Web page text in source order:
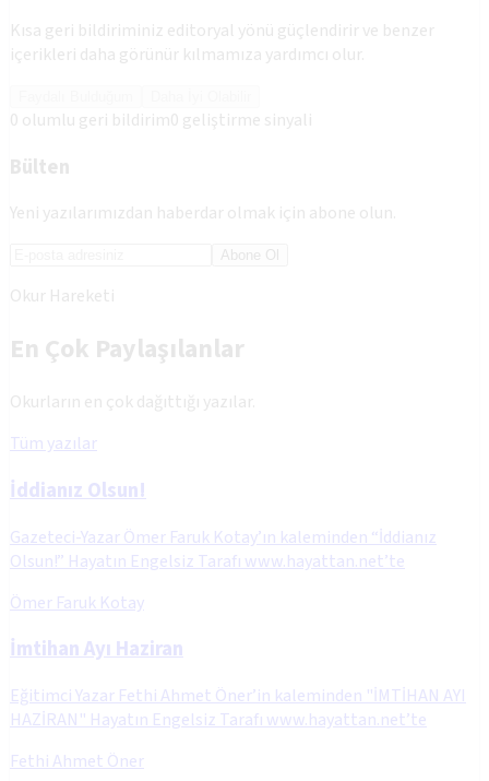
Kısa geri bildiriminiz editoryal yönü güçlendirir ve benzer
içerikleri daha görünür kılmamıza yardımcı olur.
0 olumlu geri bildirim0 geliştirme sinyali
Bülten
Yeni yazılarımızdan haberdar olmak için abone olun.
Abone Ol
Okur Hareketi
En Çok Paylaşılanlar
Okurların en çok dağıttığı yazılar.
Tüm yazılar
İddianız Olsun!
Gazeteci-Yazar Ömer Faruk Kotay’ın kaleminden “İddianız
Olsun!” Hayatın Engelsiz Tarafı www.hayattan.net’te
Ömer Faruk Kotay
İmtihan Ayı Haziran
Eğitimci Yazar Fethi Ahmet Öner’in kaleminden "İMTİHAN AYI
HAZİRAN" Hayatın Engelsiz Tarafı www.hayattan.net’te
Fethi Ahmet Öner